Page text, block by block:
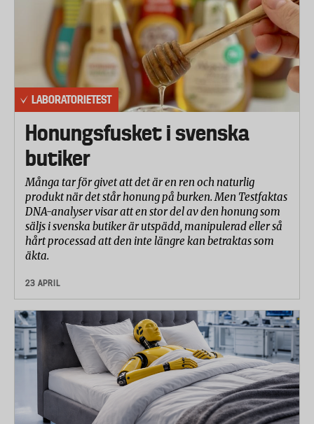
LABORATORIETEST
Honungsfusket i svenska
butiker
Många tar för givet att det är en ren och naturlig
produkt när det står honung på burken. Men Testfaktas
DNA-analyser visar att en stor del av den honung som
säljs i svenska butiker är utspädd, manipulerad eller så
hårt processad att den inte längre kan betraktas som
äkta.
23 APRIL